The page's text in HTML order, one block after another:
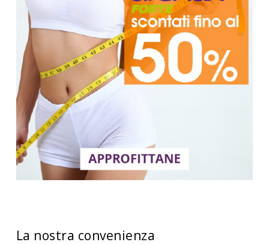
La nostra convenienza